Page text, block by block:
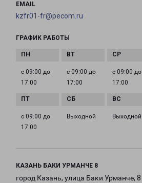
EMAIL
kzfr01-fr@pecom.ru
ГРАФИК РАБОТЫ
с 09:00 до
17:00
с 09:00 до
17:00
с 09:00 до
17:00
с 09:00 до
17:00
Выходной Выходной
КАЗАНЬ БАКИ УРМАНЧЕ 8
город Казань, улица Баки Урманче, 8